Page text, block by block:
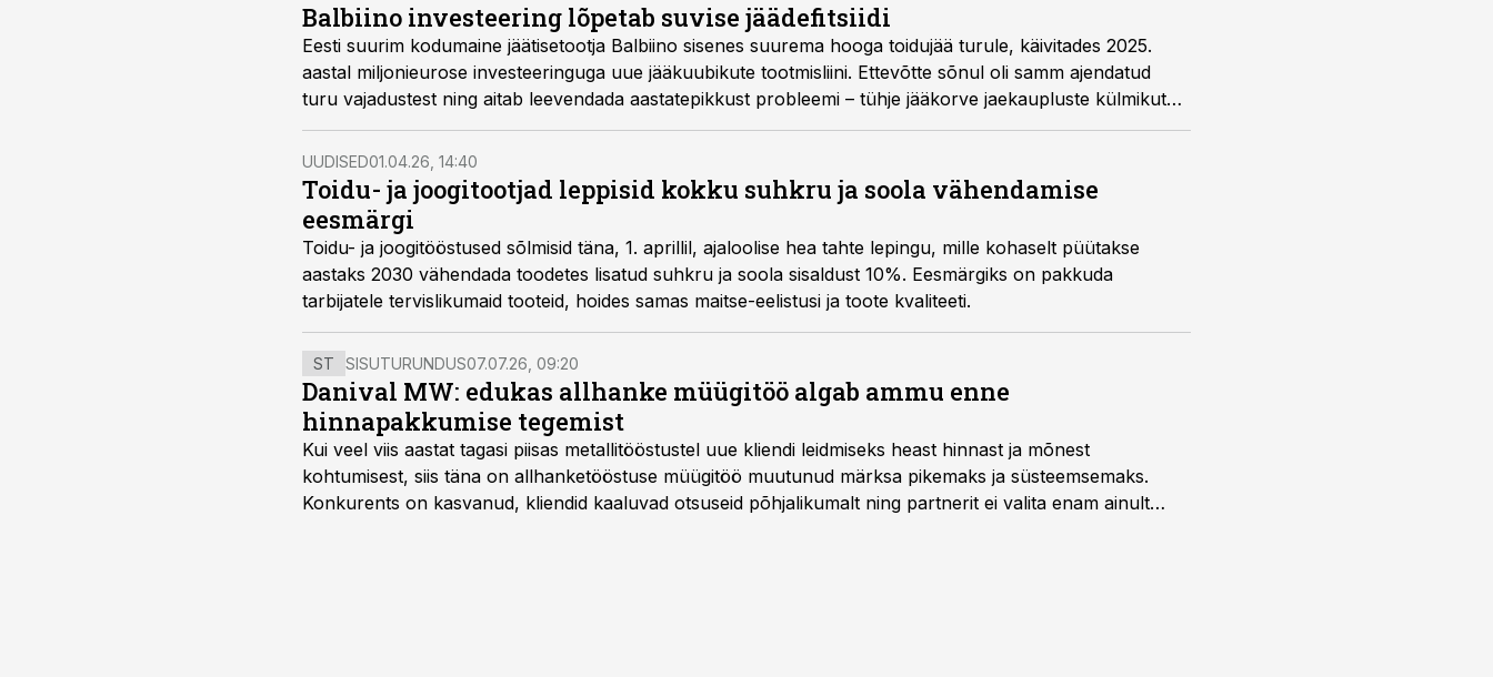
Balbiino investeering lõpetab suvise jäädefitsiidi
Eesti suurim kodumaine jäätisetootja Balbiino sisenes suurema hooga toidujää turule, käivitades 2025.
aastal miljonieurose investeeringuga uue jääkuubikute tootmisliini. Ettevõtte sõnul oli samm ajendatud
turu vajadustest ning aitab leevendada aastatepikkust probleemi – tühje jääkorve jaekaupluste külmikutes
suvekuumuses.
UUDISED01.04.26, 14:40
Toidu- ja joogitootjad leppisid kokku suhkru ja soola vähendamise
eesmärgi
Toidu- ja joogitööstused sõlmisid täna, 1. aprillil, ajaloolise hea tahte lepingu, mille kohaselt püütakse
aastaks 2030 vähendada toodetes lisatud suhkru ja soola sisaldust 10%. Eesmärgiks on pakkuda
tarbijatele tervislikumaid tooteid, hoides samas maitse-eelistusi ja toote kvaliteeti.
ST SISUTURUNDUS07.07.26, 09:20
Danival MW: edukas allhanke müügitöö algab ammu enne
hinnapakkumise tegemist
Kui veel viis aastat tagasi piisas metallitööstustel uue kliendi leidmiseks heast hinnast ja mõnest
kohtumisest, siis täna on allhanketööstuse müügitöö muutunud märksa pikemaks ja süsteemsemaks.
Konkurents on kasvanud, kliendid kaaluvad otsuseid põhjalikumalt ning partnerit ei valita enam ainult